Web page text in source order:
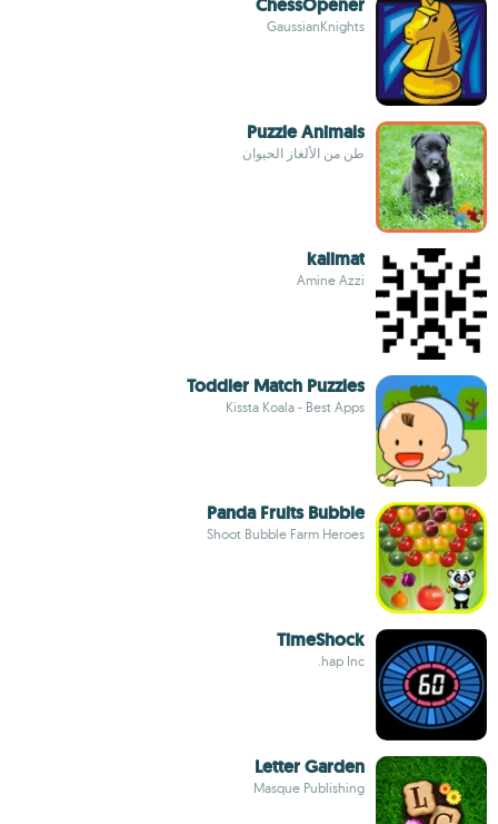
ChessOpener
GaussianKnights
Puzzle Animals
طن من الألغاز الحيوان
kalimat
Amine Azzi
Toddler Match Puzzles
Kissta Koala - Best Apps
Panda Fruits Bubble
Shoot Bubble Farm Heroes
TimeShock
hap Inc.
Letter Garden
Masque Publishing